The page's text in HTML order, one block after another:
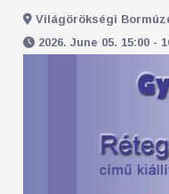
Világörökségi
2026. June 05. 15:00 -